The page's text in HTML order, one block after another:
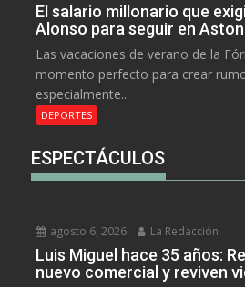
El salario millonario que
Alonso para seguir en
Las vacaciones de verano de la
momento perfecto para crear
especialmente...
DEPORTES
ESPECTÁCULOS
agosto 6, 2026 La Redacción
Luis Miguel hace 35 años:
nuevo comercial y reviven